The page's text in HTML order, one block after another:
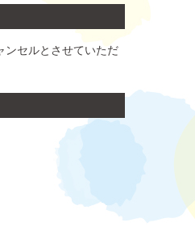
ンセルとさせていただ